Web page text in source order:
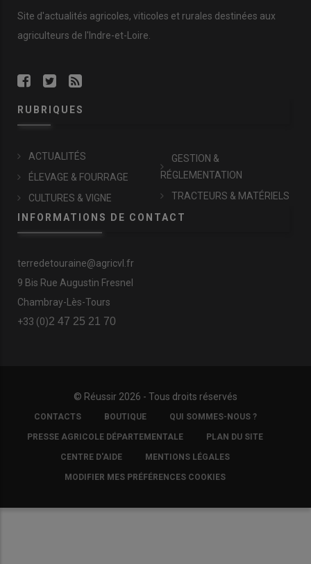
Site d'actualités agricoles, viticoles et rurales destinées aux
agriculteurs de l'Indre-et-Loire.
RUBRIQUES
ACTUALITÉS
ÉLEVAGE & FOURRAGE
CULTURES & VIGNE
GESTION &
RÉGLEMENTATION
TRACTEURS & MATÉRIELS
INFORMATIONS DE CONTACT
terredetouraine@agricvl.fr
9 Bis Rue Augustin Fresnel
Chambray-Lès-Tours
+33 (0)2 47 25 21 70
© Réussir 2026 - Tous droits réservés
FOOTER
COPYRIGHT
CONTACTS BOUTIQUE QUI SOMMES-NOUS ?
PRESSE AGRICOLE DÉPARTEMENTALE PLAN DU SITE
CENTRE D'AIDE MENTIONS LÉGALES
MODIFIER MES PRÉFÉRENCES COOKIES